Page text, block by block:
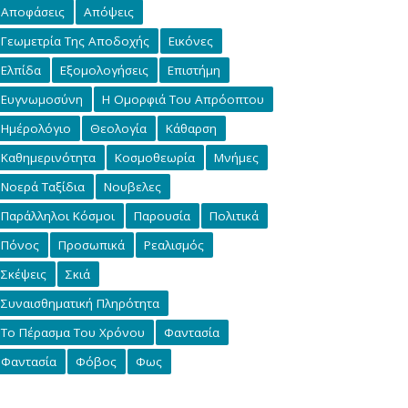
Αποφάσεις
Απόψεις
Γεωμετρία Της Αποδοχής
Εικόνες
Ελπίδα
Εξομολογήσεις
Επιστήμη
Ευγνωμοσύνη
Η Ομορφιά Του Απρόοπτου
Ημέρολόγιο
Θεολογία
Κάθαρση
Καθημερινότητα
Κοσμοθεωρία
Μνήμες
Νοερά Ταξίδια
Νουβελες
Παράλληλοι Κόσμοι
Παρουσία
Πολιτικά
Πόνος
Προσωπικά
Ρεαλισμός
Σκέψεις
Σκιά
Συναισθηματική Πληρότητα
Το Πέρασμα Του Χρόνου
Φαντασία
Φαντασία
Φόβος Φως